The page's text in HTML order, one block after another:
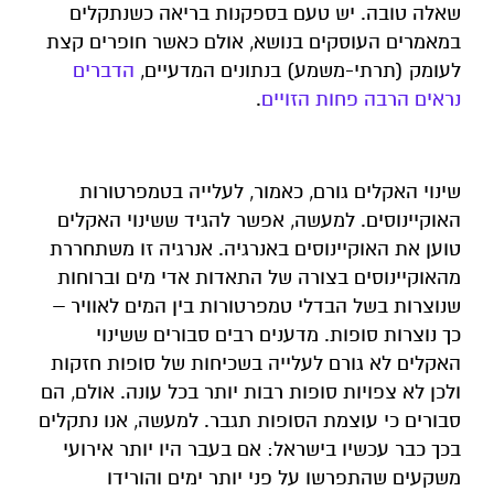
שאלה טובה. יש טעם בספקנות בריאה כשנתקלים
במאמרים העוסקים בנושא, אולם כאשר חופרים קצת
לעומק (תרתי-משמע) בנתונים המדעיים, הדברים
נראים הרבה פחות הזויים.
שינוי האקלים גורם, כאמור, לעלייה בטמפרטורות
האוקיינוסים. למעשה, אפשר להגיד ששינוי האקלים
טוען את האוקיינוסים באנרגיה. אנרגיה זו משתחררת
מהאוקיינוסים בצורה של התאדות אדי מים וברוחות
שנוצרות בשל הבדלי טמפרטורות בין המים לאוויר –
כך נוצרות סופות. מדענים רבים סבורים ששינוי
האקלים לא גורם לעלייה בשכיחות של סופות חזקות
ולכן לא צפויות סופות רבות יותר בכל עונה. אולם, הם
סבורים כי עוצמת הסופות תגבר. למעשה, אנו נתקלים
בכך כבר עכשיו בישראל: אם בעבר היו יותר אירועי
משקעים שהתפרשו על פני יותר ימים והורידו